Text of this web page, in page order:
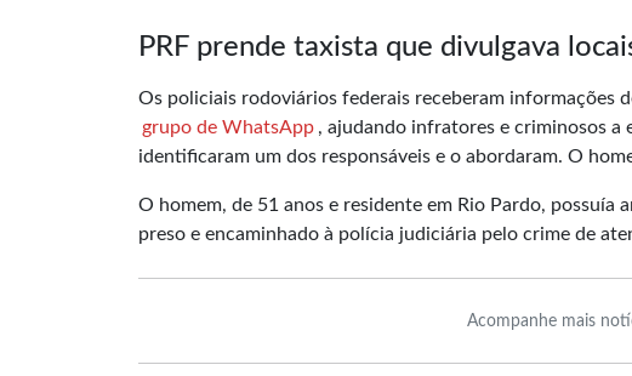
PRF prende taxista que divulgava
Os policiais rodoviários federais receberam informações
grupo de WhatsApp , ajudando infratores e criminosos a
identificaram um dos responsáveis e o abordaram. O
O homem, de 51 anos e residente em Rio Pardo, possuía
preso e encaminhado à polícia judiciária pelo crime de
Acompanhe mais